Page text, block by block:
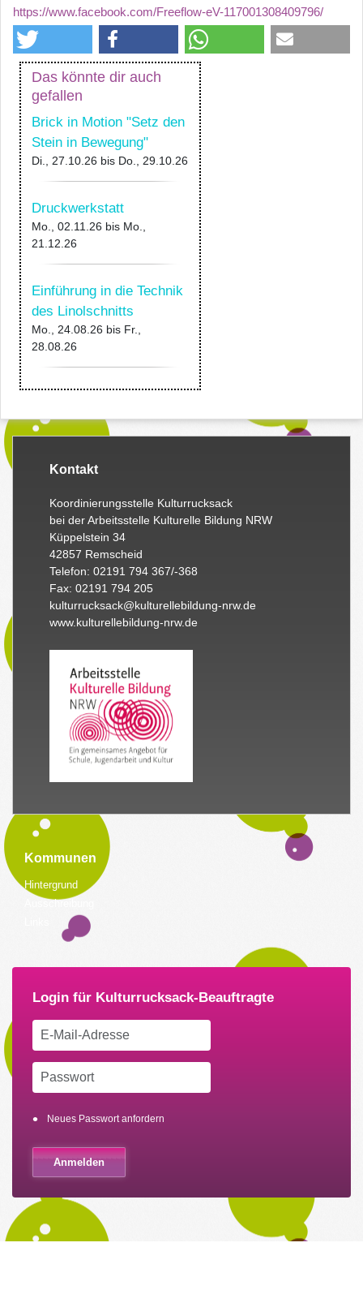
https://www.facebook.com/Freeflow-eV-117001308409796/
Das könnte dir auch
gefallen
Brick in Motion "Setz den
Stein in Bewegung"
Di., 27.10.26 bis Do., 29.10.26
Druckwerkstatt
Mo., 02.11.26 bis Mo.,
21.12.26
Einführung in die Technik
des Linolschnitts
Mo., 24.08.26 bis Fr.,
28.08.26
Kontakt
Koordinierungsstelle Kulturrucksack
bei der Arbeitsstelle Kulturelle Bildung NRW
Küppelstein 34
42857 Remscheid
Telefon: 02191 794 367/-368
Fax: 02191 794 205
kulturrucksack@kulturellebildung-nrw.de
www.kulturellebildung-nrw.de
Kommunen
Hintergrund
Ausschreibung
Neues Passwort anfordern